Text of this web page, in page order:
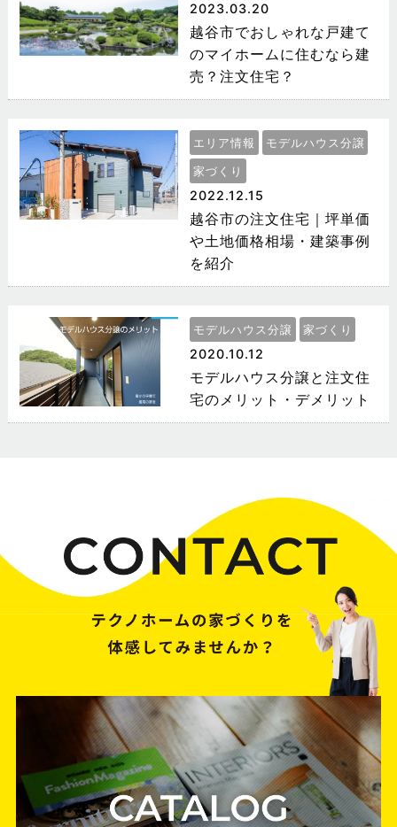
2023.03.20
越谷市でおしゃれな戸建て
のマイホームに住むなら建
売？注文住宅？
エリア情報 モデルハウス分譲
家づくり
2022.12.15
越谷市の注文住宅｜坪単価
や土地価格相場・建築事例
を紹介
モデルハウス分譲 家づくり
2020.10.12
モデルハウス分譲と注文住
宅のメリット・デメリット